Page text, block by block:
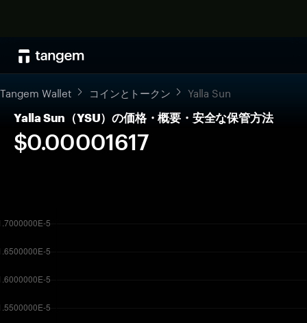
Tangem Wallet コインとトークン Yalla Sun
Yalla Sun（YSU）の価格・概要・安全な保管方法
$0.00001617